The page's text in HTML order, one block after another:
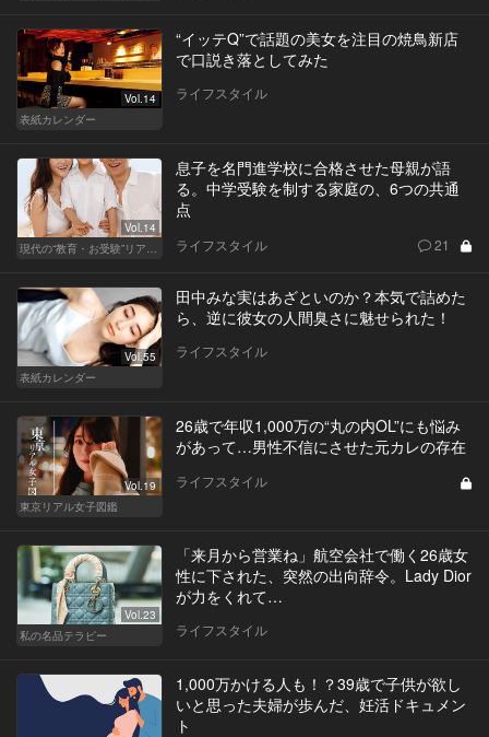
Vol.14
表紙カレンダー
“イッテQ”で話題の美女を注目の焼鳥新店
で口説き落としてみた
ライフスタイル
Vol.14
現代の“教育・お受験”リアルドキュメント
息子を名門進学校に合格させた母親が語
る。中学受験を制する家庭の、6つの共通
点
ライフスタイル 21
Vol.55
表紙カレンダー
田中みな実はあざといのか？本気で詰めた
ら、逆に彼女の人間臭さに魅せられた！
ライフスタイル
Vol.19
東京リアル女子図鑑
26歳で年収1,000万の“丸の内OL”にも悩み
があって…男性不信にさせた元カレの存在
ライフスタイル
Vol.23
私の名品テラピー
「来月から営業ね」航空会社で働く26歳女
性に下された、突然の出向辞令。Lady Dior
が力をくれて…
ライフスタイル
1,000万かける人も！？39歳で子供が欲し
いと思った夫婦が歩んだ、妊活ドキュメン
ト